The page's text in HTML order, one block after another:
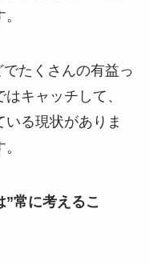
たくさんの有益っ
キャッチして、
る現状がありま
”常に考えるこ